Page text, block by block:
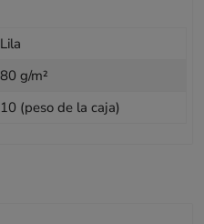
Lila
80 g/m²
10 (peso de la caja)